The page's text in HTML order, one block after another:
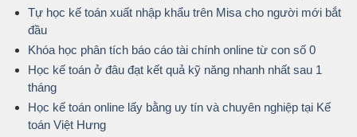
Tự học kế toán xuất nhập khẩu trên Misa cho người mới bắt
đầu
Khóa học phân tích báo cáo tài chính online từ con số 0
Học kế toán ở đâu đạt kết quả kỹ năng nhanh nhất sau 1
tháng
Học kế toán online lấy bằng uy tín và chuyên nghiệp tại Kế
toán Việt Hưng